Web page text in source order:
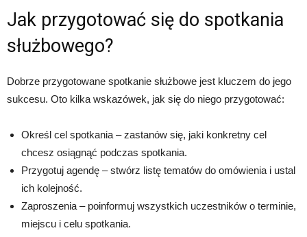
Jak przygotować się do spotkania
służbowego?
Dobrze przygotowane spotkanie służbowe jest kluczem do jego
sukcesu. Oto kilka wskazówek, jak się do niego przygotować:
Określ cel spotkania – zastanów się, jaki konkretny cel
chcesz osiągnąć podczas spotkania.
Przygotuj agendę – stwórz listę tematów do omówienia i ustal
ich kolejność.
Zaproszenia – poinformuj wszystkich uczestników o terminie,
miejscu i celu spotkania.